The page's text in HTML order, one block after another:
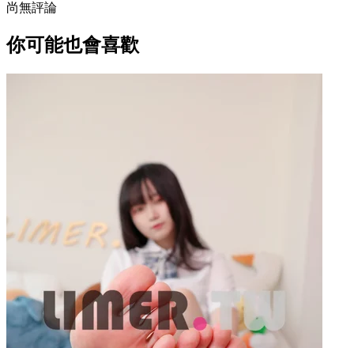
尚無評論
你可能也會喜歡